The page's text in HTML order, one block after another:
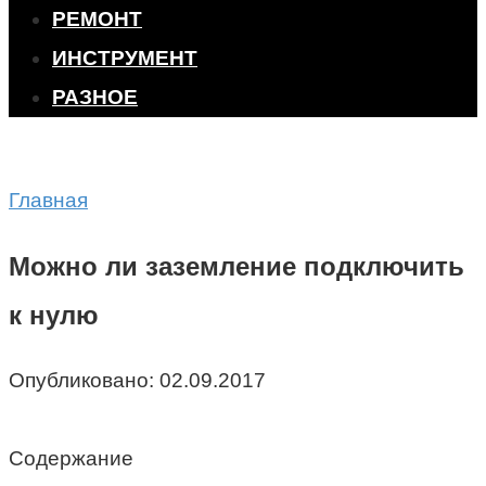
РЕМОНТ
ИНСТРУМЕНТ
РАЗНОЕ
Главная
Можно ли заземление подключить
к нулю
Опубликовано: 02.09.2017
Содержание